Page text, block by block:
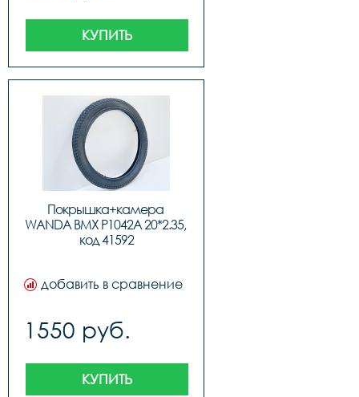
КУПИТЬ
Покрышка+камера
WANDA BMX P1042A 20*2.35,
код 41592
добавить в сравнение
1550 руб.
КУПИТЬ